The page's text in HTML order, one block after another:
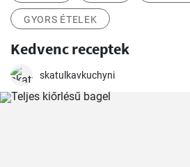
GYORS ÉTELEK
Kedvenc receptek
skatulkavkuchyni